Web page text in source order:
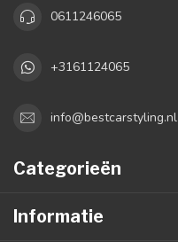
0611246065
+3161124065
info@bestcarstyling.nl
Categorieën
Informatie